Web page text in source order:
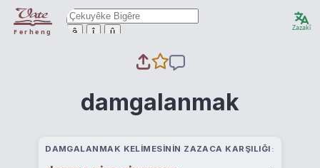
Ferheng ê î û Zazakî
damgalanmak
DAMGALANMAK KELIMESININ ZAZACA KARŞILIĞI